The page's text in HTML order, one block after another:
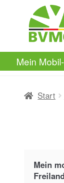
Zur
springen
Zum
Inhalt
springen
Mein
Start
Mein